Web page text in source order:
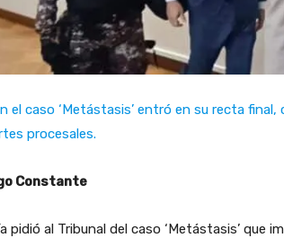
el caso ‘Metástasis’ entró en su recta
procesales.
Constante
pidió al Tribunal del caso ‘Metástasis’ que